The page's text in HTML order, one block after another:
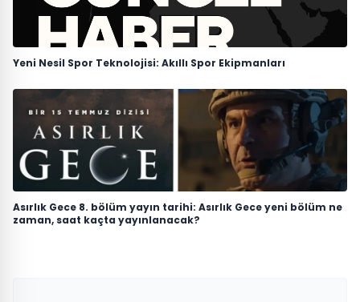
Yeni Nesil Spor Teknolojisi: Akıllı Spor Ekipmanları
Asırlık Gece 8. bölüm yayın tarihi: Asırlık Gece yeni bölüm ne
zaman, saat kaçta yayınlanacak?